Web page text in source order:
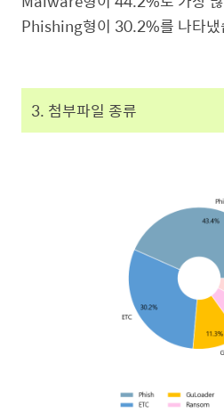
Phishing형이 30.2%를 나타냈
3. 첨부파일 종류